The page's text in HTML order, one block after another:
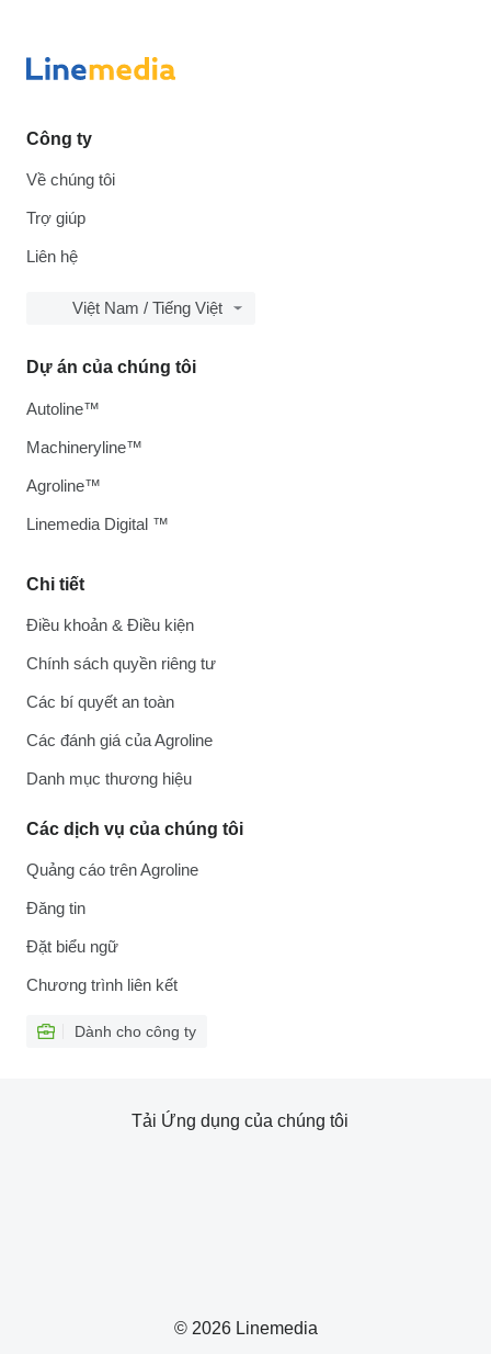
Công ty
Về chúng tôi
Trợ giúp
Liên hệ
Việt Nam / Tiếng Việt
Chi tiết
Điều khoản & Điều kiện
Chính sách quyền riêng tư
Các bí quyết an toàn
Các đánh giá của Agroline
Danh mục thương hiệu
Các dịch vụ của chúng tôi
Quảng cáo trên Agroline
Đăng tin
Đặt biểu ngữ
Chương trình liên kết
Dành cho công ty
Dự án của chúng tôi
Autoline™
Machineryline™
Agroline™
Linemedia Digital ™
© 2026 Linemedia
Tải Ứng dụng của chúng tôi